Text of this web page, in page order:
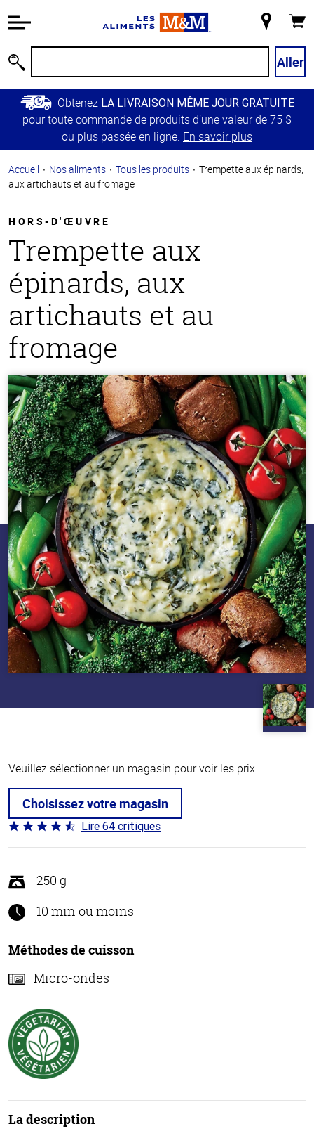
relative à
Passer
contenu
principal
Retour à
principale
magasin
Aller
Obtenez LA LIVRAISON MÊME JOUR GRATUITE
pour toute commande de produits d’une valeur de 75 $
ou plus passée en ligne. En savoir plus
Accueil Nos aliments Tous les produits
Trempette aux épinards,
aux artichauts et au fromage
HORS-D'ŒUVRE
Trempette aux
épinards, aux
artichauts et au
fromage
Veuillez sélectionner un magasin pour voir les prix.
Choisissez votre magasin
Coté
4.4 sur
Lire 64 critiques
250 g
10 min ou moins
Méthodes de cuisson
Micro-ondes
La description